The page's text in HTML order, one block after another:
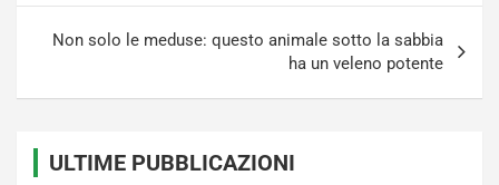
Non solo le meduse: questo animale sotto la sabbia
ha un veleno potente
ULTIME PUBBLICAZIONI